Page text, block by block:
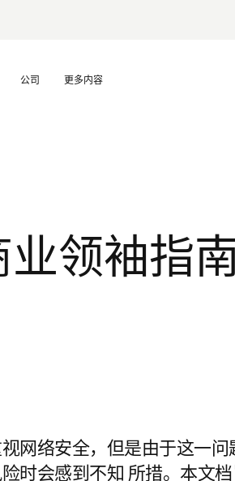
公司 更多内容
领袖指
网络安全，但是由于这一
时会感到不知 所措。本文